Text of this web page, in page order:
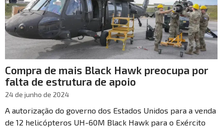
Compra de mais Black Hawk preocupa por
falta de estrutura de apoio
24 de junho de 2024
A autorização do governo dos Estados Unidos para a venda
de 12 helicópteros UH-60M Black Hawk para o Exército